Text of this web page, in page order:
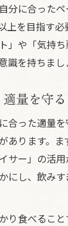
分に合った
上を目指す
」や「気持
識を持ちまし
量を守
合った適量
あります。
サー」の活
にし、飲み
り食べるこ